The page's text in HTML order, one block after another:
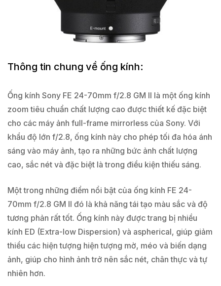
Thông tin chung về ống kính:
Ống kính Sony FE 24-70mm f/2.8 GM II là một ống kính
zoom tiêu chuẩn chất lượng cao được thiết kế đặc biệt
cho các máy ảnh full-frame mirrorless của Sony. Với
khẩu độ lớn f/2.8, ống kính này cho phép tối đa hóa ánh
sáng vào máy ảnh, tạo ra những bức ảnh chất lượng
cao, sắc nét và đặc biệt là trong điều kiện thiếu sáng.
Một trong những điểm nổi bật của ống kính FE 24-
70mm f/2.8 GM II đó là khả năng tái tạo màu sắc và độ
tương phản rất tốt. Ống kính này được trang bị nhiều
kính ED (Extra-low Dispersion) và aspherical, giúp giảm
thiểu các hiện tượng hiện tượng mờ, méo và biến dạng
ảnh, giúp cho hình ảnh trở nên sắc nét, chân thực và tự
nhiên hơn.